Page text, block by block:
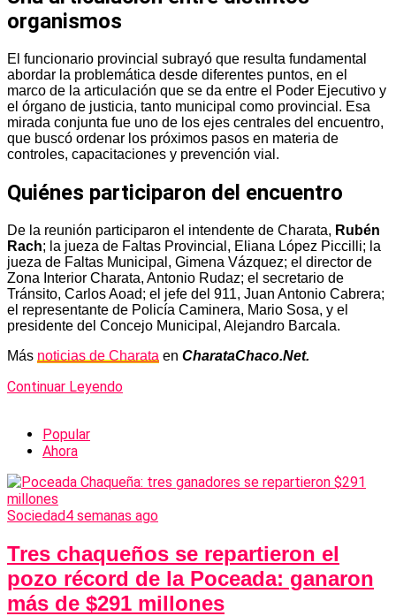
organismos
El funcionario provincial subrayó que resulta fundamental
abordar la problemática desde diferentes puntos, en el
marco de la articulación que se da entre el Poder Ejecutivo y
el órgano de justicia, tanto municipal como provincial. Esa
mirada conjunta fue uno de los ejes centrales del encuentro,
que buscó ordenar los próximos pasos en materia de
controles, capacitaciones y prevención vial.
Quiénes participaron del encuentro
De la reunión participaron el intendente de Charata, Rubén
Rach; la jueza de Faltas Provincial, Eliana López Piccilli; la
jueza de Faltas Municipal, Gimena Vázquez; el director de
Zona Interior Charata, Antonio Rudaz; el secretario de
Tránsito, Carlos Aoad; el jefe del 911, Juan Antonio Cabrera;
el representante de Policía Caminera, Mario Sosa, y el
presidente del Concejo Municipal, Alejandro Barcala.
Más noticias de Charata en CharataChaco.Net.
Continuar Leyendo
Popular
Ahora
Sociedad4 semanas ago
Tres chaqueños se repartieron el
pozo récord de la Poceada: ganaron
más de $291 millones